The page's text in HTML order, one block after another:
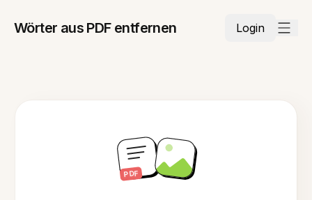
Wörter aus PDF entfernen Login